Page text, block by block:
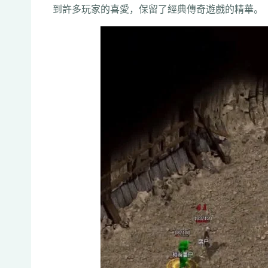
到許多玩家的喜愛，保留了經典傳奇遊戲的精